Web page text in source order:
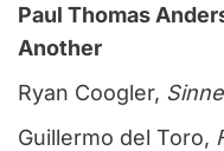
Paul Thomas
Another
Ryan Coogler,
Guillermo del Toro,